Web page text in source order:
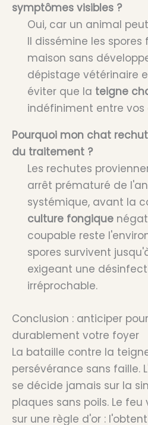
symptômes visibles ?
Oui, car un animal
Il dissémine les
maison sans
dépistage vétérinaire
éviter que la teigne
indéfiniment entre
Pourquoi mon chat
du traitement ?
Les rechutes
arrêt prématuré de
systémique, avant la
culture fongique
coupable reste
spores survivent
exigeant une
irréprochable.
Conclusion : anticiper
durablement votre foyer
La bataille contre la
persévérance sans faille.
se décide jamais sur la
plaques sans poils. Le
sur une règle d'or :